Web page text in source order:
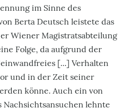
im Sinne des
Berta Deutsch leistete das
Wiener Magistratsabteilung
Folge, da aufgrund der
[...] Verhalten
und in der Zeit seiner
könne. Auch ein von
Nachsichtsansuchen lehnte